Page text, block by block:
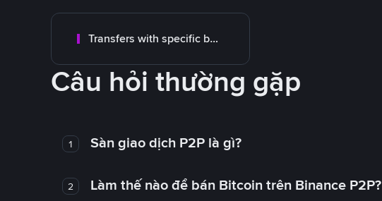
Transfers with specific bank
Câu hỏi thường gặp
1 Sàn giao dịch P2P là gì?
2 Làm thế nào để bán Bitcoin trên Binance P2P?